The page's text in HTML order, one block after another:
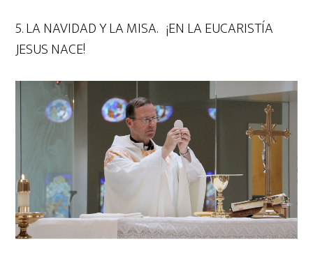
5. LA NAVIDAD Y LA MISA. ¡EN LA EUCARISTÍA
JESUS NACE!